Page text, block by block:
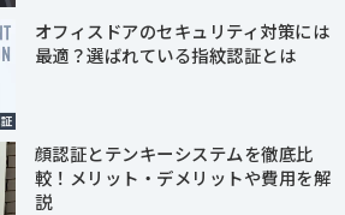
オフィスドアのセキュリティ対策には
最適？選ばれている指紋認証とは
顔認証とテンキーシステムを徹底比
較！メリット・デメリットや費用を解
説